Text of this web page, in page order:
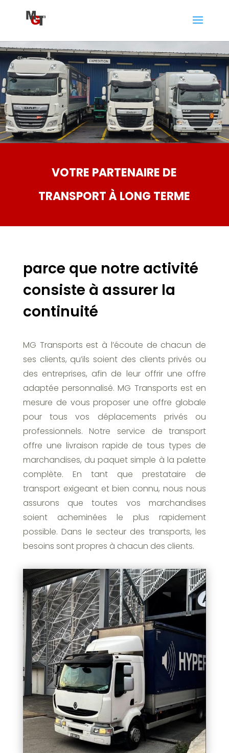
VOTRE PARTENAIRE DE
TRANSPORT À LONG TERME
parce que notre activité
consiste à assurer la
continuité
MG Transports est à l’écoute de chacun de
ses clients, qu’ils soient des clients privés ou
des entreprises, afin de leur offrir une offre
adaptée personnalisé. MG Transports est en
mesure de vous proposer une offre globale
pour tous vos déplacements privés ou
professionnels. Notre service de transport
offre une livraison rapide de tous types de
marchandises, du paquet simple à la palette
complète. En tant que prestataire de
transport exigeant et bien connu, nous nous
assurons que toutes vos marchandises
soient acheminées le plus rapidement
possible. Dans le secteur des transports, les
besoins sont propres à chacun des clients.